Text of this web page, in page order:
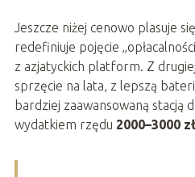
Jeszcze niżej cenowo plasuje się
redefiniuje pojęcie
z azjatyckich platform. Z
sprzęcie na lata, z lepszą
bardziej zaawansowaną stacją
wydatkiem rzędu 2000–3000 zł